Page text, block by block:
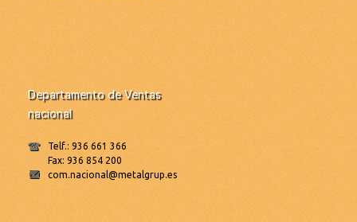
Departamento de Ventas
nacional
Telf.: 936 661 366
Fax: 936 854 200
com.nacional@metalgrup.es